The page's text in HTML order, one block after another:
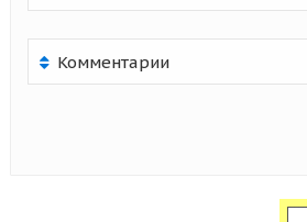
Комментарии